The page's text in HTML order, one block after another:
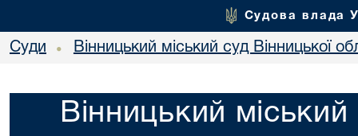
Судова влада
Суди • Вінницький міський суд Вінницької
Вінницький міський